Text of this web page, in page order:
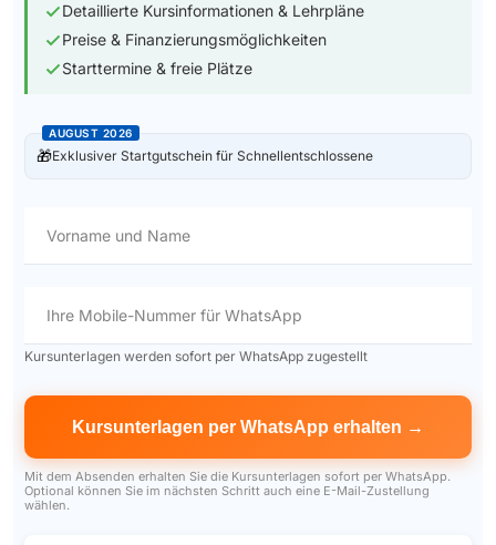
Detaillierte Kursinformationen & Lehrpläne
Preise & Finanzierungsmöglichkeiten
Starttermine & freie Plätze
AUGUST 2026
🎁Exklusiver Startgutschein für Schnellentschlossene
Vorname und Name
Ihre Mobile-Nummer für WhatsApp
Kursunterlagen werden sofort per WhatsApp zugestellt
Mit dem Absenden erhalten Sie die Kursunterlagen sofort per WhatsApp.
Optional können Sie im nächsten Schritt auch eine E-Mail-Zustellung
wählen.